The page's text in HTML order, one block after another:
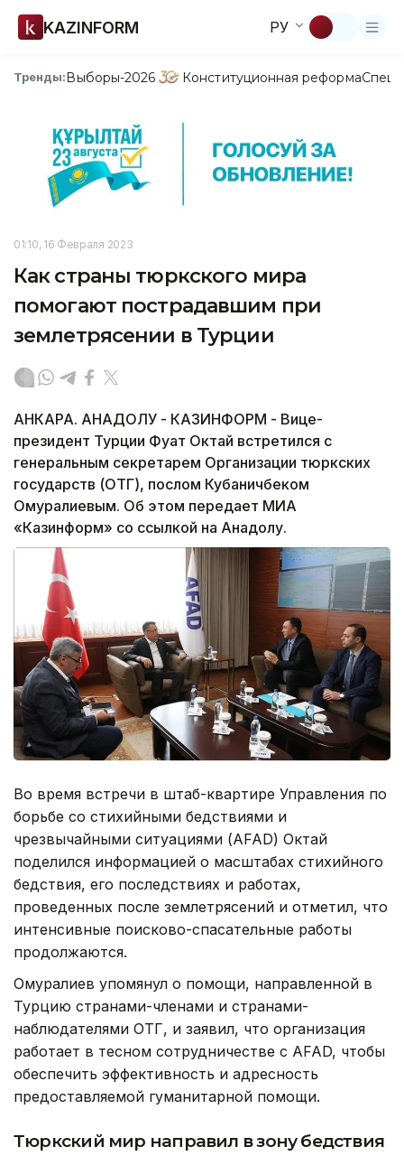
KAZINFORM РУ
Тренды:Выборы-2026 Конституционная реформа
01:10, 16 Февраля 2023
Как страны тюркского мира
помогают пострадавшим при
землетрясении в Турции
АНКАРА. АНАДОЛУ - КАЗИНФОРМ - Вице-
президент Турции Фуат Октай встретился с
генеральным секретарем Организации тюркских
государств (ОТГ), послом Кубаничбеком
Омуралиевым. Об этом передает МИА
«Казинформ» со ссылкой на Анадолу.
Во время встречи в штаб-квартире Управления по
борьбе со стихийными бедствиями и
чрезвычайными ситуациями (AFAD) Октай
поделился информацией о масштабах стихийного
бедствия, его последствиях и работах,
проведенных после землетрясений и отметил, что
интенсивные поисково-спасательные работы
продолжаются.
Омуралиев упомянул о помощи, направленной в
Турцию странами-членами и странами-
наблюдателями ОТГ, и заявил, что организация
работает в тесном сотрудничестве с AFAD, чтобы
обеспечить эффективность и адресность
предоставляемой гуманитарной помощи.
Тюркский мир направил в зону бедствия